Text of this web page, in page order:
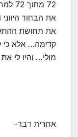
את הבחור
את תחושת
קדימה… אלא
מולי… והיו לי
אחרית דבר–